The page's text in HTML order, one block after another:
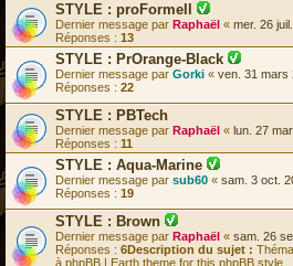
STYLE : proFormell
L
s
u
j
t
s
r
é
s
l
Dernier message par Raphaël « mer. 26
Réponses : 13
STYLE : PrOrange-Black
L
e
t
s
o
l
Dernier message par Gorki « ven. 31 mars
Réponses : 22
STYLE : PBTech
Dernier message par Raphaël « lun. 27
Réponses : 11
STYLE : Aqua-Marine
L
e
t
Dernier message par sub60 « sam. 3 oct.
Réponses : 19
STYLE : Brown
L
e
s
Dernier message par Raphaël « sam. 26
Réponses : 6Description du sujet :
à phpBB | Earth theme for this phpBB style.